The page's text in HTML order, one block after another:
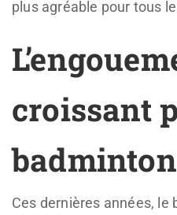
plus agréable pour tous
croissant
badminton
Ces dernières années, le